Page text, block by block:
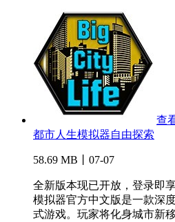
查
都市人生模拟器自由探索
58.69 MB丨07-07
全新版本现已开放，登录即
模拟器官方中文版是一款深
式游戏。玩家将化身城市新